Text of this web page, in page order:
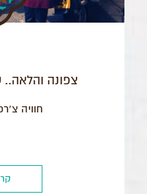
צפונה והלאה..
חוויה